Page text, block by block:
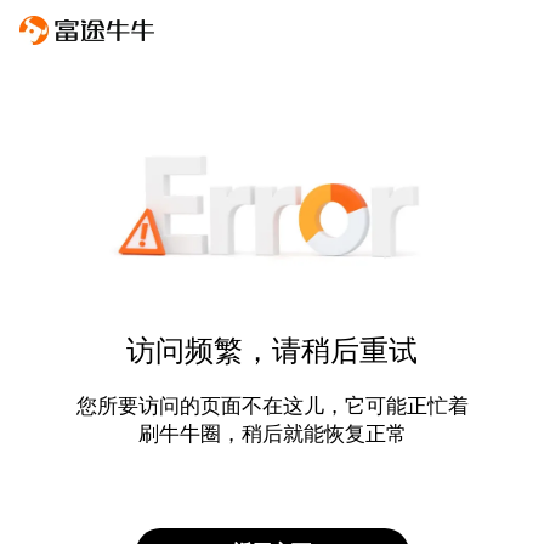
访问频繁，请稍后重试
您所要访问的页面不在这儿，它可能正忙着
刷牛牛圈，稍后就能恢复正常